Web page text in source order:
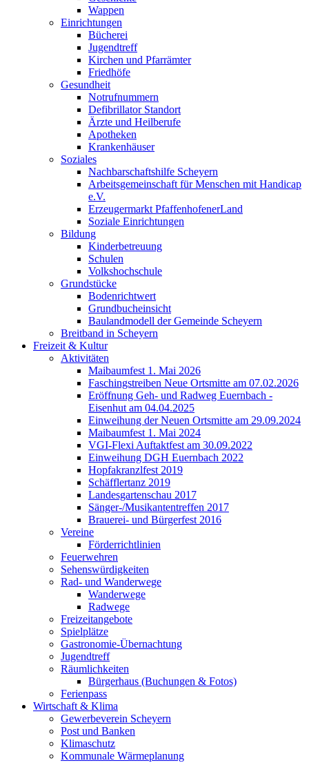
Wappen
Einrichtungen
Bücherei
Jugendtreff
Kirchen und Pfarrämter
Friedhöfe
Gesundheit
Notrufnummern
Defibrillator Standort
Ärzte und Heilberufe
Apotheken
Krankenhäuser
Soziales
Nachbarschaftshilfe Scheyern
Arbeitsgemeinschaft für Menschen mit Handicap
e.V.
Erzeugermarkt PfaffenhofenerLand
Soziale Einrichtungen
Bildung
Kinderbetreuung
Schulen
Volkshochschule
Grundstücke
Bodenrichtwert
Grundbucheinsicht
Baulandmodell der Gemeinde Scheyern
Breitband in Scheyern
Freizeit & Kultur
Aktivitäten
Maibaumfest 1. Mai 2026
Faschingstreiben Neue Ortsmitte am 07.02.2026
Eröffnung Geh- und Radweg Euernbach -
Eisenhut am 04.04.2025
Einweihung der Neuen Ortsmitte am 29.09.2024
Maibaumfest 1. Mai 2024
VGI-Flexi Auftaktfest am 30.09.2022
Einweihung DGH Euernbach 2022
Hopfakranzlfest 2019
Schäfflertanz 2019
Landesgartenschau 2017
Sänger-/Musikantentreffen 2017
Brauerei- und Bürgerfest 2016
Vereine
Förderrichtlinien
Feuerwehren
Sehenswürdigkeiten
Rad- und Wanderwege
Wanderwege
Radwege
Freizeitangebote
Spielplätze
Gastronomie-Übernachtung
Jugendtreff
Räumlichkeiten
Bürgerhaus (Buchungen & Fotos)
Ferienpass
Wirtschaft & Klima
Gewerbeverein Scheyern
Post und Banken
Klimaschutz
Kommunale Wärmeplanung